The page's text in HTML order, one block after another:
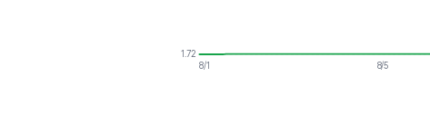
1.72
8/1
8/5